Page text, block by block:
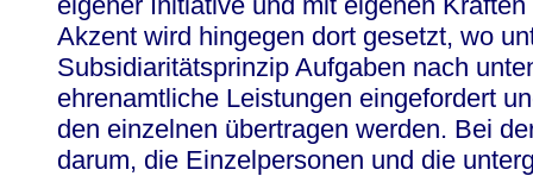
Akzent wird hingegen dort gesetzt, wo
Subsidiaritätsprinzip Aufgaben nach
ehrenamtliche Leistungen eingefordert
den einzelnen übertragen werden. Bei
darum, die Einzelpersonen und die